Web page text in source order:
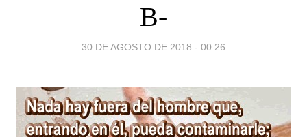
B-
30 DE AGOSTO DE 2018 - 00:26